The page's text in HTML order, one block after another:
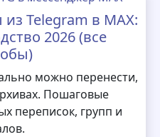
Telegram в MAX:
2026 (все
можно перенести,
Пошаговые
переписок, групп и